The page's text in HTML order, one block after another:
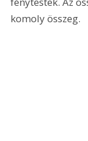
komoly összeg.